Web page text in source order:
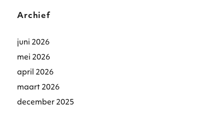
Archief
juni 2026
mei 2026
april 2026
maart 2026
december 2025